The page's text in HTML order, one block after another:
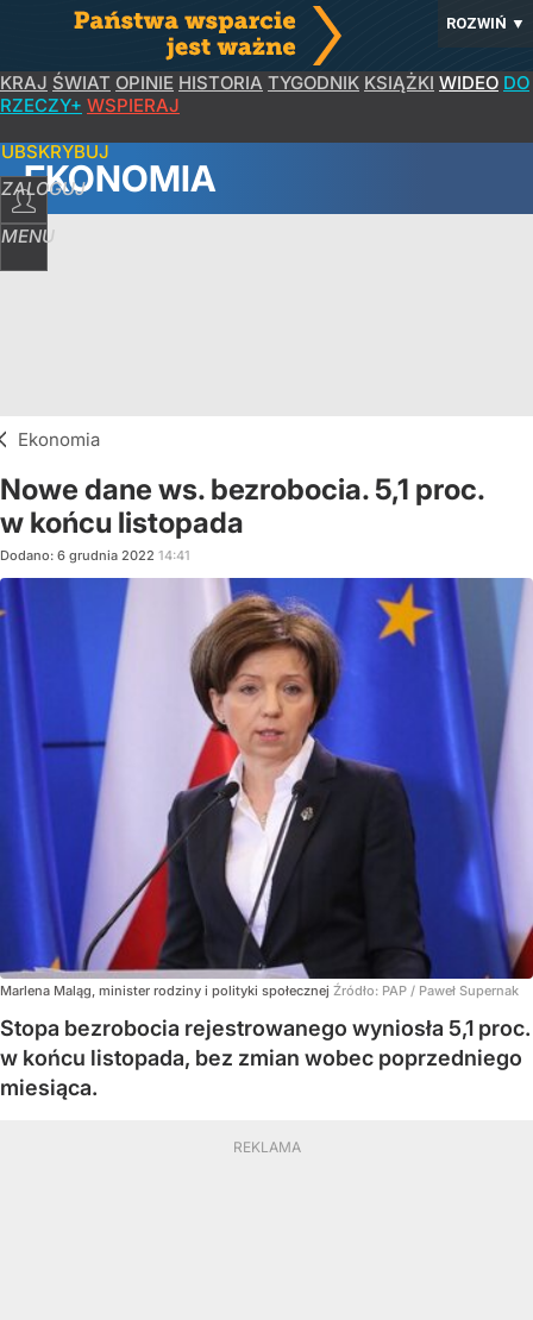
ROZWIŃ ▼
KRAJ ŚWIAT OPINIE HISTORIA TYGODNIK KSIĄŻKI WIDEO DO
RZECZY+ WSPIERAJ
ZALOGUJ
MENU
EKONOMIA
Ekonomia
Nowe dane ws. bezrobocia. 5,1 proc.
w końcu listopada
Dodano: 6 grudnia 2022 14:41
Marlena Maląg, minister rodziny i polityki społecznej Źródło: PAP / Paweł Supernak
Stopa bezrobocia rejestrowanego wyniosła 5,1 proc.
w końcu listopada, bez zmian wobec poprzedniego
miesiąca.